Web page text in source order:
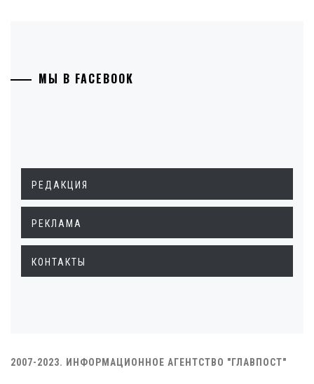
МЫ В FACEBOOK
РЕДАКЦИЯ
РЕКЛАМА
КОНТАКТЫ
2007-2023. ИНФОРМАЦИОННОЕ АГЕНТСТВО "ГЛАВПОСТ"